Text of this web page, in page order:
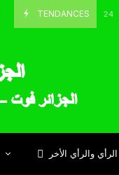
TENDANCES
Octobre 8, 2024 قسنطينة
الرأي والرأي الأخر